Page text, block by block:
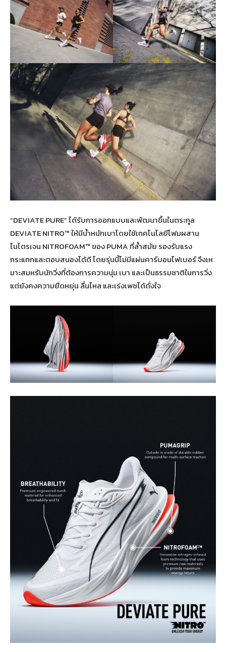
“DEVIATE PURE” ได้รับการออกแบบและพัฒนาขึ้นในตระกูล
DEVIATE NITRO™ ให้มีน้ำหนักเบาโดยใช้เทคโนโลยีโฟมผสาน
ไนโตรเจน NITROFOAM™ ของ PUMA ที่ล้ำสมัย รองรับแรง
กระแทกและตอบสนองได้ดี โดยรุ่นนี้ไม่มีแผ่นคาร์บอนไฟเบอร์ จึงเห
มาะสมหรับนักวิ่งที่ต้องการความนุ่ม เบา และเป็นธรรมชาติในการวิ่ง
แต่ยังคงความยืดหยุ่น ลื่นไหล และเร่งเพซได้ดั่งใจ